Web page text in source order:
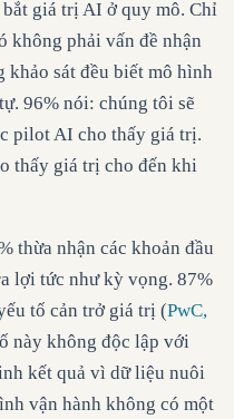
giá trị AI ở quy mô. Chỉ
không phải vấn đề nhận
sát đều biết mô hình
96% nói: chúng tôi sẽ
pilot AI cho thấy giá trị.
thấy giá trị cho đến khi
thừa nhận các khoản đầu
lợi tức như kỳ vọng. 87%
tố cản trở giá trị (PwC,
này không độc lập với
kết quả vì dữ liệu nuôi
vận hành không có một